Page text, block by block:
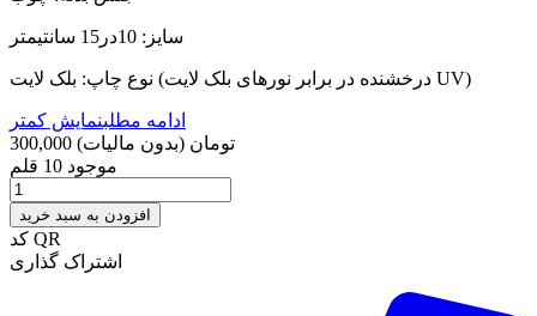
سایز: 10در15 سانتیمتر
نوع چاپ: بلک لایت (درخشنده در برابر نورهای بلک لایت UV)
ادامه مطلبنمایش کمتر
300,000 تومان (بدون مالیات)
موجود 10 قلم
افزودن به سبد خرید
کد QR
اشتراک گذاری